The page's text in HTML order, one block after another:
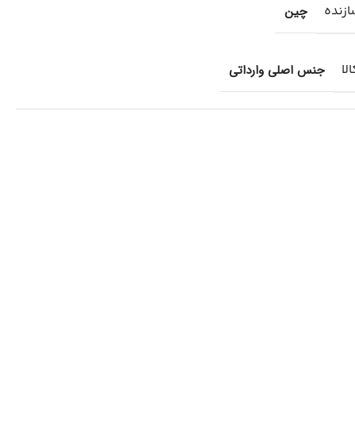
چین
جنس اصلی وارداتی